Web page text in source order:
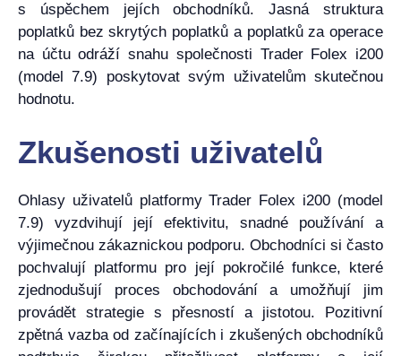
s úspěchem jejích obchodníků. Jasná struktura
poplatků bez skrytých poplatků a poplatků za operace
na účtu odráží snahu společnosti Trader Folex i200
(model 7.9) poskytovat svým uživatelům skutečnou
hodnotu.
Zkušenosti uživatelů
Ohlasy uživatelů platformy Trader Folex i200 (model
7.9) vyzdvihují její efektivitu, snadné používání a
výjimečnou zákaznickou podporu. Obchodníci si často
pochvalují platformu pro její pokročilé funkce, které
zjednodušují proces obchodování a umožňují jim
provádět strategie s přesností a jistotou. Pozitivní
zpětná vazba od začínajících i zkušených obchodníků